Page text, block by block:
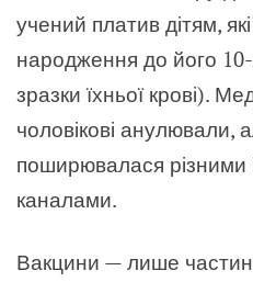
учений платив дітям,
народження до його 10-
зразки їхньої крові).
чоловікові анулювали,
поширювалася
каналами.
Вакцини — лише частина